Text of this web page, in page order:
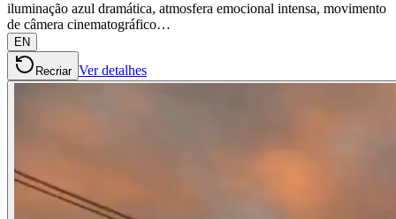
iluminação azul dramática, atmosfera emocional intensa, movimento
de câmera cinematográfico…
EN
Recriar Ver detalhes